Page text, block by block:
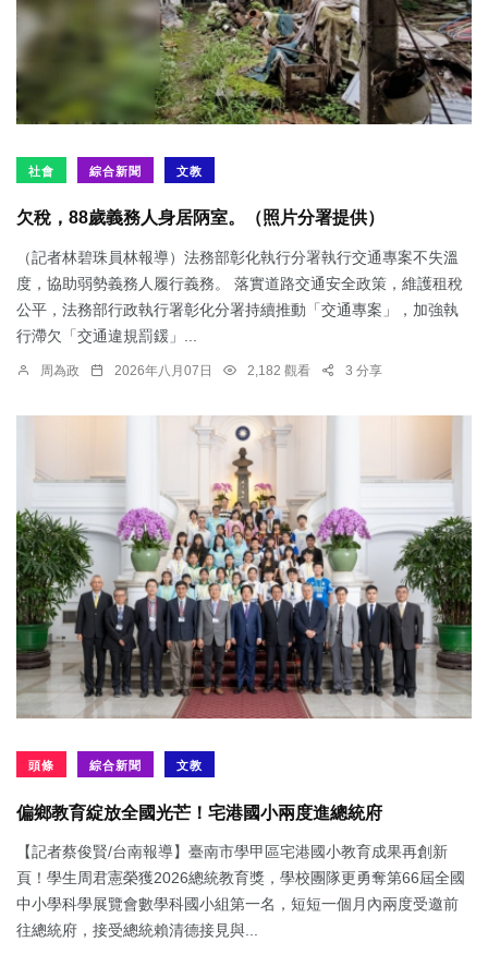
社會 綜合新聞 文教
欠稅，88歲義務人身居陃室。（照片分署提供）
（記者林碧珠員林報導）法務部彰化執行分署執行交通專案不失溫
度，協助弱勢義務人履行義務。 落實道路交通安全政策，維護租稅
公平，法務部行政執行署彰化分署持續推動「交通專案」，加強執
行滯欠「交通違規罰鍰」...
周為政 2026年八月07日 2,182 觀看 3 分享
頭條 綜合新聞 文教
偏鄉教育綻放全國光芒！宅港國小兩度進總統府
【記者蔡俊賢/台南報導】臺南市學甲區宅港國小教育成果再創新
頁！學生周君憲榮獲2026總統教育獎，學校團隊更勇奪第66屆全國
中小學科學展覽會數學科國小組第一名，短短一個月內兩度受邀前
往總統府，接受總統賴清德接見與...